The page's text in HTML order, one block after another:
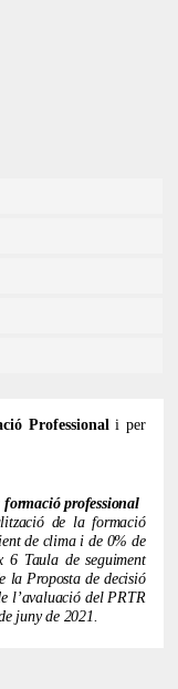
Professionali per
professional
de la formació
de clima i de 0% de
6 Taula de seguiment
la Proposta de decisió
l’avaluació del PRTR
juny de 2021.